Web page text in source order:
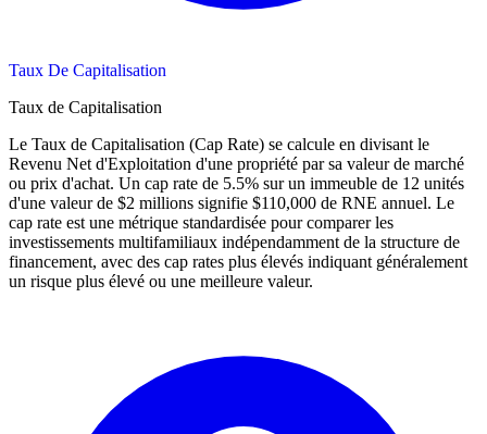
Taux De Capitalisation
Taux de Capitalisation
Le Taux de Capitalisation (Cap Rate) se calcule en divisant le
Revenu Net d'Exploitation d'une propriété par sa valeur de marché
ou prix d'achat. Un cap rate de 5.5% sur un immeuble de 12 unités
d'une valeur de $2 millions signifie $110,000 de RNE annuel. Le
cap rate est une métrique standardisée pour comparer les
investissements multifamiliaux indépendamment de la structure de
financement, avec des cap rates plus élevés indiquant généralement
un risque plus élevé ou une meilleure valeur.